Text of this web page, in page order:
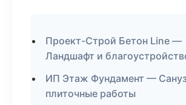
Проект-Строй Бетон Line —
Ландшафт и
ИП Этаж Фундамент —
плиточные работы